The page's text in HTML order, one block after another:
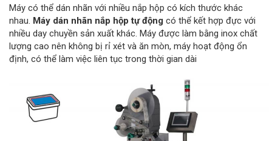
Máy có thể dán nhãn với nhiều nắp hộp có kích thước khác
nhau. Máy dán nhãn nắp hộp tự động có thể kết hợp đực với
nhiều day chuyền sản xuất khác. Máy được làm bằng inox chất
lượng cao nên không bị rỉ xét và ăn mòn, máy hoạt động ổn
định, có thể làm việc liên tục trong thời gian dài